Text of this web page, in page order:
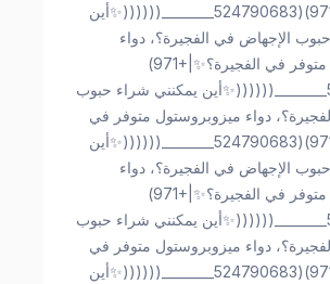
الفجيرة؟✨|+971)(524790683________((((((✨أين
الإجهاض في الفجيرة؟، دواء
ميزوبروستول متوفر في الفجيرة؟✨|+971)
(524790683________((((((✨أين يمكنني شراء حبوب
دواء ميزوبروستول متوفر في
الفجيرة؟✨|+971)(524790683________((((((✨أين
الإجهاض في الفجيرة؟، دواء
ميزوبروستول متوفر في الفجيرة؟✨|+971)
(524790683________((((((✨أين يمكنني شراء حبوب
دواء ميزوبروستول متوفر في
الفجيرة؟✨|+971)(524790683________((((((✨أين